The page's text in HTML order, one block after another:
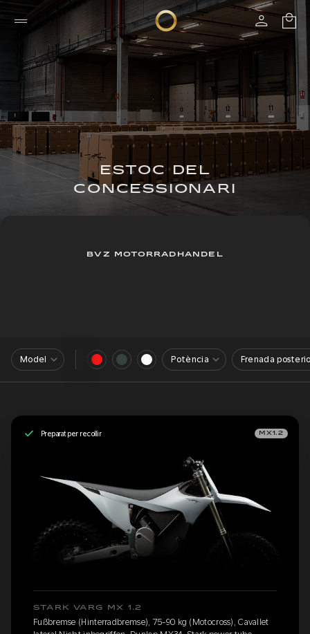
ESTOC DEL
CONCESSIONARI
BVZ MOTORRADHANDEL
Model Potència Frenada
Preparat per recollir MX1.2
STARK VARG MX 1.2
Fußbremse (Hinterradbremse), 75-90 kg (Motocross), Cavallet